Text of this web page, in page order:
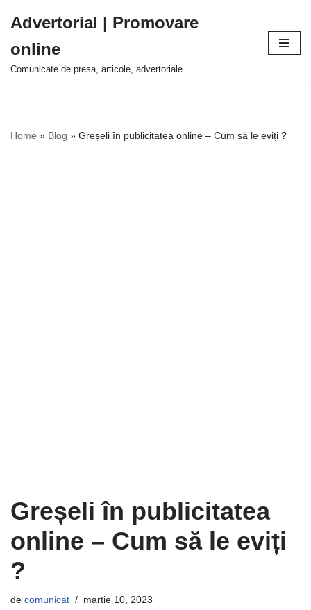
la
conținut
Advertorial | Promovare
online
Comunicate de presa, articole, advertoriale
Home » Blog » Greșeli în publicitatea online – Cum să le eviți ?
Greșeli în publicitatea
online – Cum să le eviți
?
de comunicat martie 10, 2023